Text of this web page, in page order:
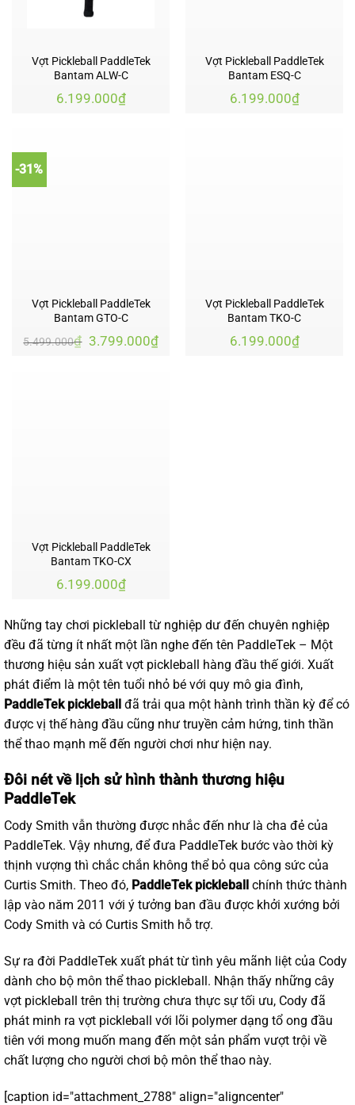
Vợt Pickleball PaddleTek
Bantam ALW-C
6.199.000₫
Vợt Pickleball PaddleTek
Bantam ESQ-C
6.199.000₫
-31%
Vợt Pickleball PaddleTek
Bantam GTO-C
5.499.000₫ Giá
3.799.000₫Giá
Vợt Pickleball PaddleTek
Bantam TKO-C
6.199.000₫
Vợt Pickleball PaddleTek
Bantam TKO-CX
6.199.000₫
Những tay chơi pickleball từ nghiệp dư đến chuyên nghiệp
đều đã từng ít nhất một lần nghe đến tên PaddleTek – Một
thương hiệu sản xuất vợt pickleball hàng đầu thế giới. Xuất
phát điểm là một tên tuổi nhỏ bé với quy mô gia đình,
PaddleTek pickleball đã trải qua một hành trình thần kỳ để có
được vị thế hàng đầu cũng như truyền cảm hứng, tinh thần
thể thao mạnh mẽ đến người chơi như hiện nay.
Đôi nét về lịch sử hình thành thương hiệu
PaddleTek
Cody Smith vẫn thường được nhắc đến như là cha đẻ của
PaddleTek. Vậy nhưng, để đưa PaddleTek bước vào thời kỳ
thịnh vượng thì chắc chắn không thể bỏ qua công sức của
Curtis Smith. Theo đó, PaddleTek pickleball chính thức thành
lập vào năm 2011 với ý tưởng ban đầu được khởi xướng bởi
Cody Smith và có Curtis Smith hỗ trợ.
Sự ra đời PaddleTek xuất phát từ tình yêu mãnh liệt của Cody
dành cho bộ môn thể thao pickleball. Nhận thấy những cây
vợt pickleball trên thị trường chưa thực sự tối ưu, Cody đã
phát minh ra vợt pickleball với lõi polymer dạng tổ ong đầu
tiên với mong muốn mang đến một sản phẩm vượt trội về
chất lượng cho người chơi bộ môn thể thao này.
[caption id="attachment_2788" align="aligncenter"